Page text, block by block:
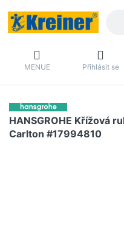
MENUE Přihlásit se
HANSGROHE Křížová
Carlton #17994810